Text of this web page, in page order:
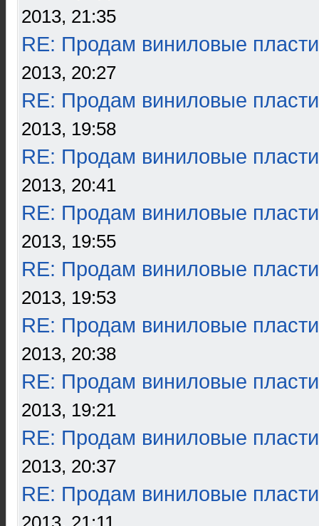
2013, 21:35
RE: Продам виниловые
2013, 20:27
RE: Продам виниловые
2013, 19:58
RE: Продам виниловые
2013, 20:41
RE: Продам виниловые
2013, 19:55
RE: Продам виниловые
2013, 19:53
RE: Продам виниловые
2013, 20:38
RE: Продам виниловые
2013, 19:21
RE: Продам виниловые
2013, 20:37
RE: Продам виниловые